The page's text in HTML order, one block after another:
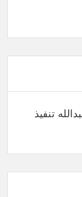
تنفيذ